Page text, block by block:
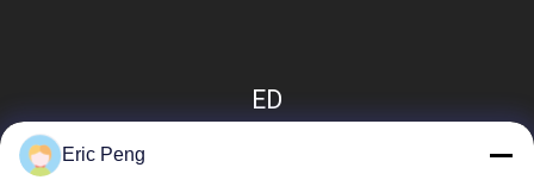
ED
Eric Peng